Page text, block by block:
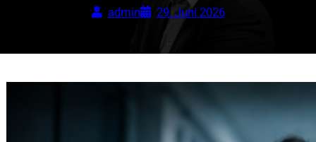
admin 29. Juni 2026